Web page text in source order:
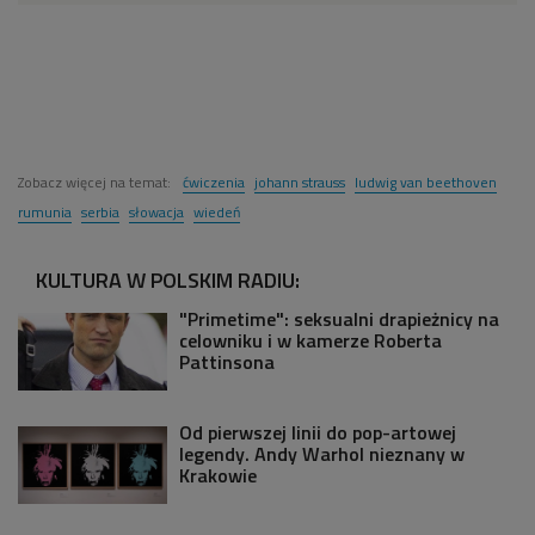
Zobacz więcej na temat: ćwiczenia johann strauss ludwig van beethoven
rumunia serbia słowacja wiedeń
KULTURA W POLSKIM RADIU:
"Primetime": seksualni drapieżnicy na
celowniku i w kamerze Roberta
Pattinsona
Od pierwszej linii do pop-artowej
legendy. Andy Warhol nieznany w
Krakowie